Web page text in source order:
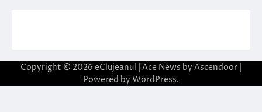
Copyright © 2026 eClujeanul | Ace News by Ascendoor
Powered by WordPress.